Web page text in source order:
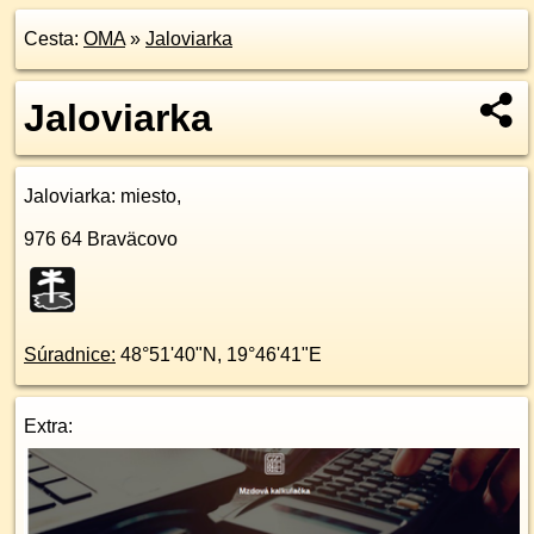
Cesta: OMA» Jaloviarka
Jaloviarka
Jaloviarka: miesto,
976 64 Braväcovo
Súradnice: 48°51'40"N , 19°46'41"E
Extra: